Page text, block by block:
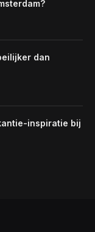
dan
inspiratie bij